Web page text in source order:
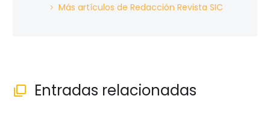
Más artículos de Redacción Revista SIC
 Entradas relacionadas